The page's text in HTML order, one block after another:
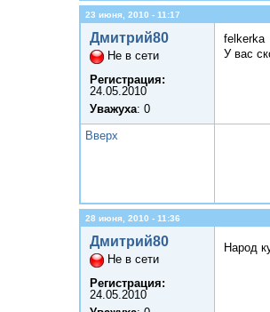
23 июня, 2010 - 11:17
Дмитрий80
Не в сети
Регистрация:
24.05.2010
Уважуха: 0
felkerka
У вас
Вверх
28 июня, 2010 - 11:36
Дмитрий80
Не в сети
Регистрация:
24.05.2010
Народ